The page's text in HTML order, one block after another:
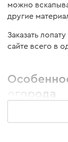
можно
другие
Заказать
сайте всего в
огорода